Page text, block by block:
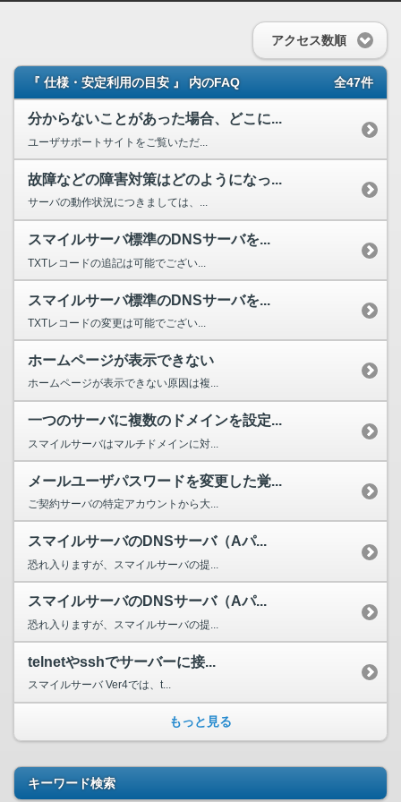
アクセス数順
『 仕様・安定利用の目安 』 内のFAQ 全47件
分からないことがあった場合、どこに...
ユーザサポートサイトをご覧いただ...
故障などの障害対策はどのようになっ...
サーバの動作状況につきましては、...
スマイルサーバ標準のDNSサーバを...
TXTレコードの追記は可能でござい...
スマイルサーバ標準のDNSサーバを...
TXTレコードの変更は可能でござい...
ホームページが表示できない
ホームページが表示できない原因は複...
一つのサーバに複数のドメインを設定...
スマイルサーバはマルチドメインに対...
メールユーザパスワードを変更した覚...
ご契約サーバの特定アカウントから大...
スマイルサーバのDNSサーバ（Aパ...
恐れ入りますが、スマイルサーバの提...
スマイルサーバのDNSサーバ（Aパ...
恐れ入りますが、スマイルサーバの提...
telnetやsshでサーバーに接...
スマイルサーバ Ver4では、t...
もっと見る
キーワード検索